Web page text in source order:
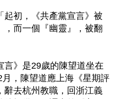
起初，《共產黨宣言》被
，而一個『幽靈』，被翻
言》是29歲的陳望道坐在
，陳望道應上海《星期評
辭去杭州教職，回浙江義